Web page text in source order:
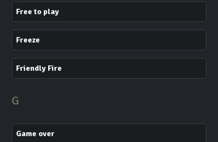
Free to play
Freeze
Friendly Fire
G
Game over